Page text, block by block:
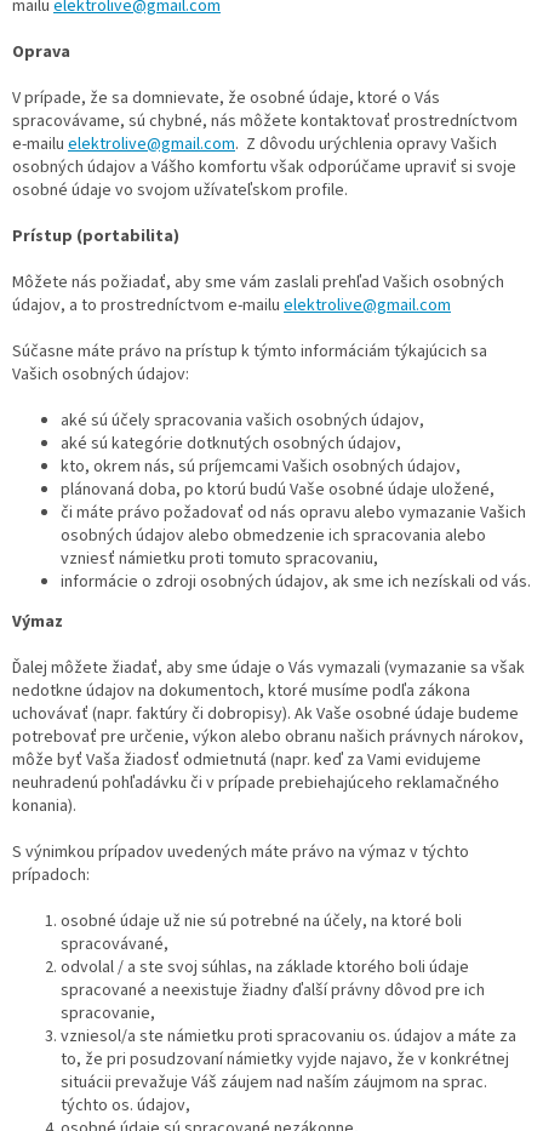
mailu elektrolive@gmail.com
Oprava
V prípade, že sa domnievate, že osobné údaje, ktoré o Vás
spracovávame, sú chybné, nás môžete kontaktovať prostredníctvom
e-mailu elektrolive@gmail.com. Z dôvodu urýchlenia opravy Vašich
osobných údajov a Vášho komfortu však odporúčame upraviť si svoje
osobné údaje vo svojom užívateľskom profile.
Prístup (portabilita)
Môžete nás požiadať, aby sme vám zaslali prehľad Vašich osobných
údajov, a to prostredníctvom e-mailu elektrolive@gmail.com
Súčasne máte právo na prístup k týmto informáciám týkajúcich sa
Vašich osobných údajov:
aké sú účely spracovania vašich osobných údajov,
aké sú kategórie dotknutých osobných údajov,
kto, okrem nás, sú príjemcami Vašich osobných údajov,
plánovaná doba, po ktorú budú Vaše osobné údaje uložené,
či máte právo požadovať od nás opravu alebo vymazanie Vašich
osobných údajov alebo obmedzenie ich spracovania alebo
vzniesť námietku proti tomuto spracovaniu,
informácie o zdroji osobných údajov, ak sme ich nezískali od vás.
Výmaz
Ďalej môžete žiadať, aby sme údaje o Vás vymazali (vymazanie sa však
nedotkne údajov na dokumentoch, ktoré musíme podľa zákona
uchovávať (napr. faktúry či dobropisy). Ak Vaše osobné údaje budeme
potrebovať pre určenie, výkon alebo obranu našich právnych nárokov,
môže byť Vaša žiadosť odmietnutá (napr. keď za Vami evidujeme
neuhradenú pohľadávku či v prípade prebiehajúceho reklamačného
konania).
S výnimkou prípadov uvedených máte právo na výmaz v týchto
prípadoch:
osobné údaje už nie sú potrebné na účely, na ktoré boli
spracovávané,
odvolal / a ste svoj súhlas, na základe ktorého boli údaje
spracované a neexistuje žiadny ďalší právny dôvod pre ich
spracovanie,
vzniesol/a ste námietku proti spracovaniu os. údajov a máte za
to, že pri posudzovaní námietky vyjde najavo, že v konkrétnej
situácii prevažuje Váš záujem nad naším záujmom na sprac.
týchto os. údajov,